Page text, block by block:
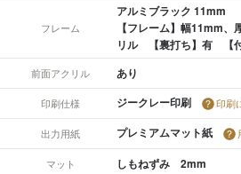
フレーム
アルミブラック 11mm
【フレーム】幅11mm
リル 【裏打ち】有 【
前面アクリル あり
印刷仕様 ジークレー印刷 印刷
出力用紙 プレミアムマット紙
マット しもねずみ 2mm